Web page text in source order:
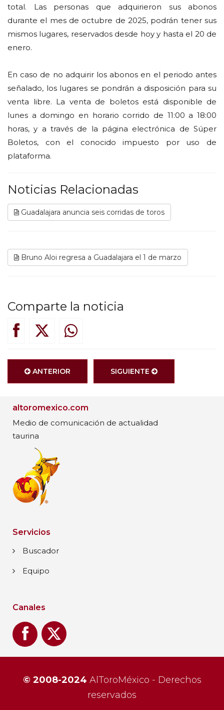
total. Las personas que adquirieron sus abonos
durante el mes de octubre de 2025, podrán tener sus
mismos lugares, reservados desde hoy y hasta el 20 de
enero.
En caso de no adquirir los abonos en el periodo antes
señalado, los lugares se pondrán a disposición para su
venta libre. La venta de boletos está disponible de
lunes a domingo en horario corrido de 11:00 a 18:00
horas, y a través de la página electrónica de Súper
Boletos, con el conocido impuesto por uso de
plataforma.
Noticias Relacionadas
Guadalajara anuncia seis corridas de toros
Bruno Aloi regresa a Guadalajara el 1 de marzo
Comparte la noticia
ANTERIOR SIGUIENTE
altoromexico.com
Medio de comunicación de actualidad
taurina
Servicios
Buscador
Equipo
Canales
© 2008-2024 AlToroMéxico - Derechos
reservados